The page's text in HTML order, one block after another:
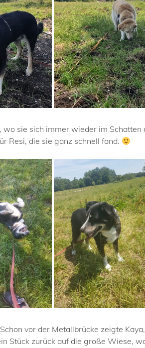
sie sich immer wieder im
Resi, die sie ganz schnell fand.
vor der Metallbrücke zeigte
Stück zurück auf die große Wiese,